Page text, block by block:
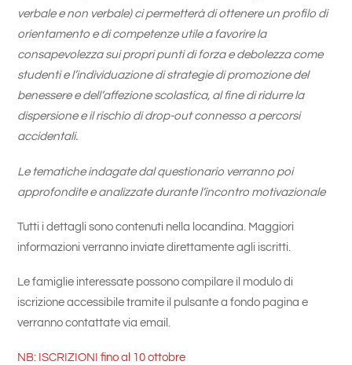
verbale e non verbale) ci permetterà di ottenere un profilo di
orientamento e di competenze utile a favorire la
consapevolezza sui propri punti di forza e debolezza come
studenti e l’individuazione di strategie di promozione del
benessere e dell’affezione scolastica, al fine di ridurre la
dispersione e il rischio di drop-out connesso a percorsi
accidentali.
Le tematiche indagate dal questionario verranno poi
approfondite e analizzate durante l’incontro motivazionale
Tutti i dettagli sono contenuti nella locandina. Maggiori
informazioni verranno inviate direttamente agli iscritti.
Le famiglie interessate possono compilare il modulo di
iscrizione accessibile tramite il pulsante a fondo pagina e
verranno contattate via email.
NB: ISCRIZIONI fino al 10 ottobre